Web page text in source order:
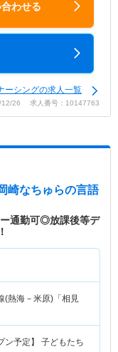
わせる
ーシングの求人一覧
12/26 求人番号：10147763
崎なちゅらの言語
ー通勤可◎放課後等デ
(熱海－米原)「相見
ン予定】 子どもたち